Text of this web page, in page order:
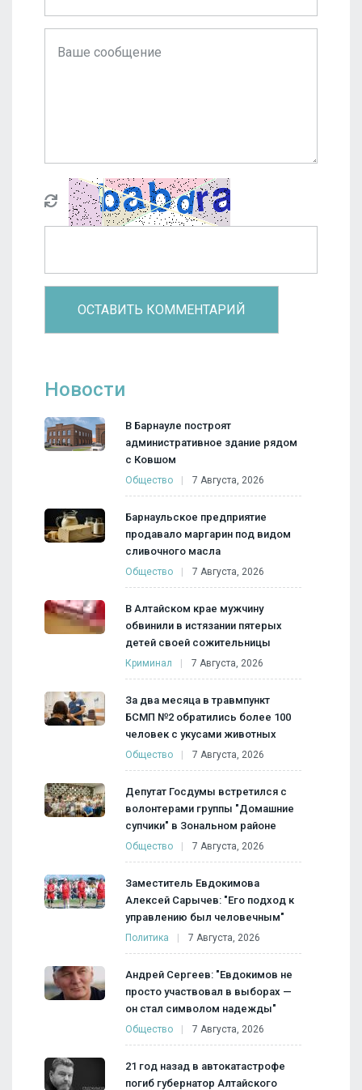
Новости
В Барнауле построят
административное здание рядом
с Ковшом
Общество 7 Августа, 2026
Барнаульское предприятие
продавало маргарин под видом
сливочного масла
Общество 7 Августа, 2026
В Алтайском крае мужчину
обвинили в истязании пятерых
детей своей сожительницы
Криминал 7 Августа, 2026
За два месяца в травмпункт
БСМП №2 обратились более 100
человек с укусами животных
Общество 7 Августа, 2026
Депутат Госдумы встретился с
волонтерами группы "Домашние
супчики" в Зональном районе
Общество 7 Августа, 2026
Заместитель Евдокимова
Алексей Сарычев: "Его подход к
управлению был человечным"
Политика 7 Августа, 2026
Андрей Сергеев: "Евдокимов не
просто участвовал в выборах —
он стал символом надежды"
Общество 7 Августа, 2026
21 год назад в автокатастрофе
погиб губернатор Алтайского